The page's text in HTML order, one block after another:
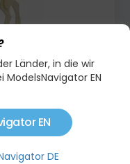
PINSEL
Länder, in die wir
EN
EN
DE